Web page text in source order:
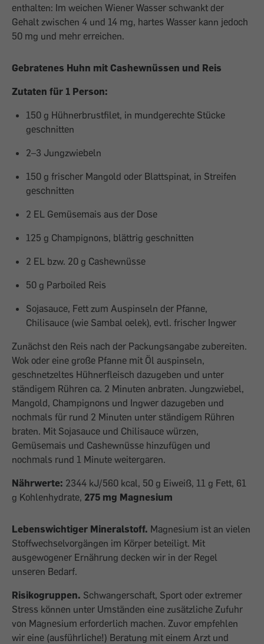
enthalten: Im weichen Wiener Wasser schwankt der
Gehalt zwischen 4 und 14 mg, hartes Wasser kann jedoch
50 mg und mehr erreichen.
Gebratenes Huhn mit Cashewnüssen und Reis
Zutaten für 1 Person:
150 g Hühnerbrustfilet, in mundgerechte Stücke
geschnitten
2–3 Jungzwiebeln
150 g frischer Mangold oder Blattspinat, in Streifen
geschnitten
2 EL Gemüsemais aus der Dose
125 g Champignons, blättrig geschnitten
2 EL bzw. 20 g Cashewnüsse
50 g Parboiled Reis
Sojasauce, Fett zum Auspinseln der Pfanne,
Chilisauce (wie Sambal oelek), evtl. frischer Ingwer
Zunächst den Reis nach der Packungsangabe zubereiten.
Wok oder eine große Pfanne mit Öl auspinseln,
geschnetzeltes Hühnerfleisch dazugeben und unter
ständigem Rühren ca. 2 Minuten anbraten. Jungzwiebel,
Mangold, Champignons und Ingwer dazugeben und
nochmals für rund 2 Minuten unter ständigem Rühren
braten. Mit Sojasauce und Chilisauce würzen,
Gemüsemais und Cashewnüsse hinzufügen und
nochmals rund 1 Minute weitergaren.
Nährwerte: 2344 kJ/560 kcal, 50 g Eiweiß, 11 g Fett, 61
g Kohlenhydrate, 275 mg Magnesium
Lebenswichtiger Mineralstoff. Magnesium ist an vielen
Stoffwechselvorgängen im Körper beteiligt. Mit
ausgewogener Ernährung decken wir in der Regel
unseren Bedarf.
Risikogruppen. Schwangerschaft, Sport oder extremer
Stress können unter Umständen eine zusätzliche Zufuhr
von Magnesium erforderlich machen. Zuvor empfehlen
wir eine (ausführliche!) Beratung mit einem Arzt und